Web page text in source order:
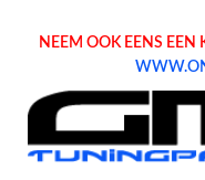
NEEM OOK EENS EEN